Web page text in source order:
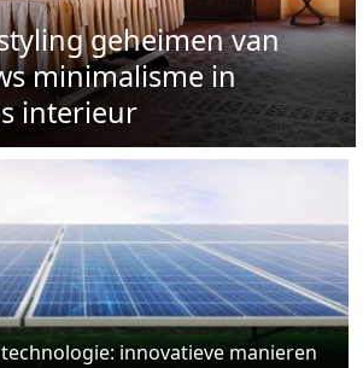
geheimen van
minimalisme in
interieur
innovatieve manieren